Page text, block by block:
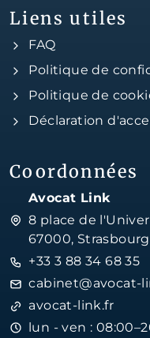
Liens utiles
FAQ
Politique de
Politique de
Déclaration
Coordonnées
Avocat Link
8 place de
67000, Strasbourg
+33 3 88 34 68 35
cabinet@avocat-
avocat-link.fr
lun - ven :